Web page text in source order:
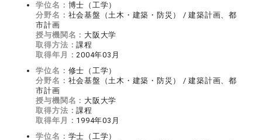
学位名： 博士（工学）
分野名： 社会基盤（土木・建築・防災） / 建築計画、都
市計画
授与機関名： 大阪大学
取得方法：課程
取得年月：2004年03月
学位名： 修士（工学）
分野名： 社会基盤（土木・建築・防災） / 建築計画、都
市計画
授与機関名： 大阪大学
取得方法：課程
取得年月： 1994年03月
学位名： 学士（工学）